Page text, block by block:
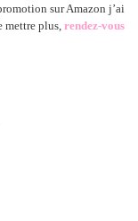
sur Amazon j’ai
mettre plus, rendez-vous